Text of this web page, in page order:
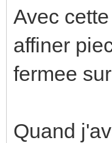
Avec
affiner
fermee
Quand